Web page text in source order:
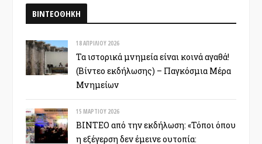
ΒΙΝΤΕΟΘΗΚΗ
18 ΑΠΡΙΛΊΟΥ 2026
Τα ιστορικά μνημεία είναι κοινά αγαθά!
(Βίντεο εκδήλωσης) – Παγκόσμια Μέρα
Μνημείων
15 ΜΑΡΤΊΟΥ 2026
ΒΙΝΤΕΟ από την εκδήλωση: «Τόποι όπου
η εξέγερση δεν έμεινε ουτοπία: